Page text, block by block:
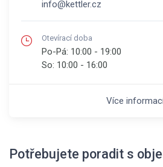
info@kettler.cz
Otevírací doba
Po-Pá: 10:00 - 19:00
So: 10:00 - 16:00
Více
Potřebujete poradit s